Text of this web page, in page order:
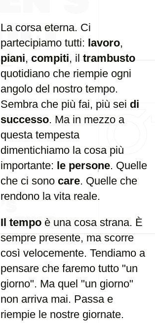
La corsa eterna. Ci
partecipiamo tutti: lavoro,
piani,compiti, iltrambusto
quotidiano che riempie ogni
angolo del nostro tempo.
Sembra che più fai, più sei di
successo. Ma in mezzo a
questa tempesta
dimentichiamo la cosa più
importante: le persone. Quelle
che ci sono care. Quelle che
rendono la vita reale.
Il tempo è una cosa strana. È
sempre presente, ma scorre
così velocemente. Tendiamo a
pensare che faremo tutto "un
giorno". Ma quel "un giorno"
non arriva mai. Passa e
riempie le nostre giornate.